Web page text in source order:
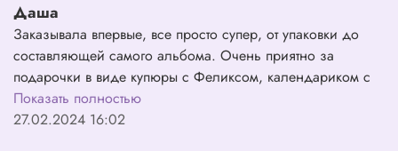
Даша
Заказывала впервые, все просто супер, от упаковки до
составляющей самого альбома. Очень приятно за
подарочки в виде купюры с Феликсом, календариком с
общей фотографией и карточками.💋💞
Показать полностью
27.02.2024 16:02